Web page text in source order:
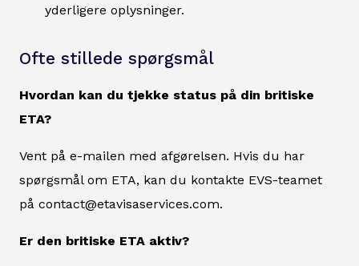
yderligere oplysninger.
Ofte stillede spørgsmål
Hvordan kan du tjekke status på din britiske
ETA?
Vent på e-mailen med afgørelsen. Hvis du har
spørgsmål om ETA, kan du kontakte EVS-teamet
på contact@etavisaservices.com.
Er den britiske ETA aktiv?